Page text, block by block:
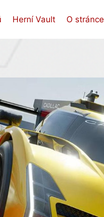
Herní Vault O stránce